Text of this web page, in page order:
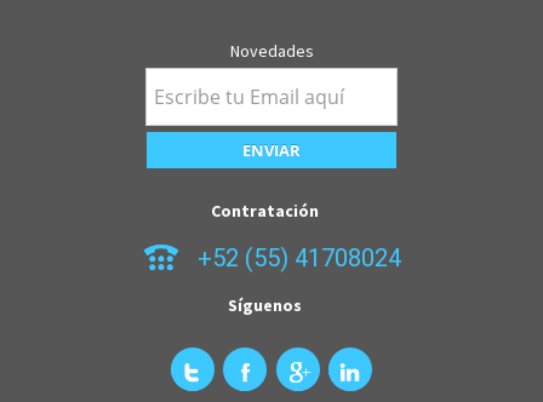
Novedades
Contratación
+52 (55) 41708024
Síguenos